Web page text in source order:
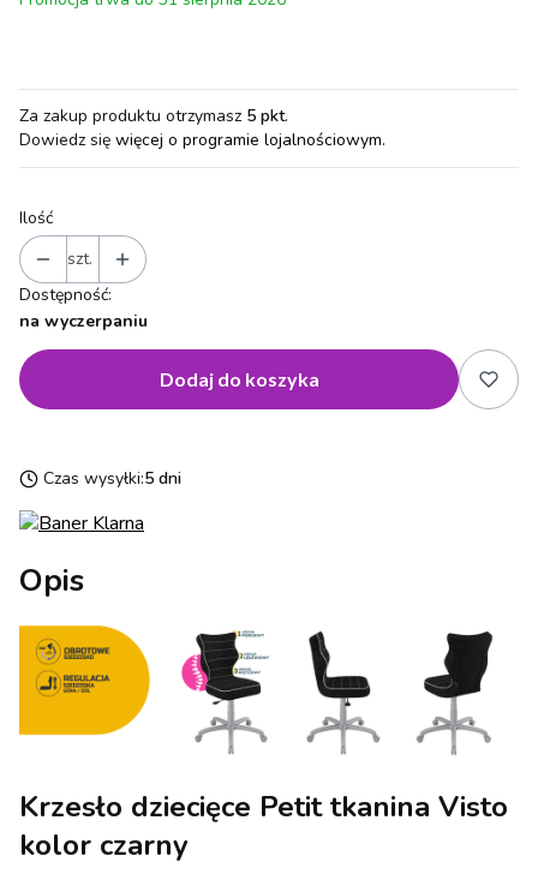
Za zakup produktu otrzymasz 5 pkt.
Dowiedz się więcej o programie lojalnościowym.
Ilość
szt.
Dostępność:
na wyczerpaniu
Dodaj do koszyka
Czas wysyłki:5 dni
Opis
Krzesło dziecięce Petit tkanina Visto
kolor czarny